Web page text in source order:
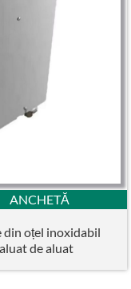
ANCHETĂ
din oțel inoxidabil
de aluat